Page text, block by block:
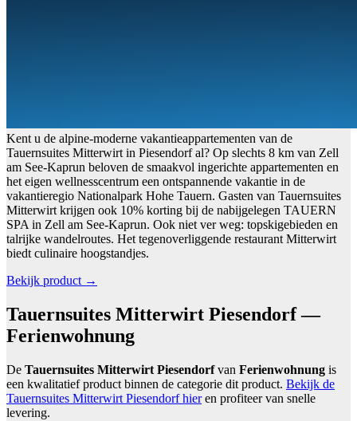
Kent u de alpine-moderne vakantieappartementen van de
Tauernsuites Mitterwirt in Piesendorf al? Op slechts 8 km van Zell
am See-Kaprun beloven de smaakvol ingerichte appartementen en
het eigen wellnesscentrum een ontspannende vakantie in de
vakantieregio Nationalpark Hohe Tauern. Gasten van Tauernsuites
Mitterwirt krijgen ook 10% korting bij de nabijgelegen TAUERN
SPA in Zell am See-Kaprun. Ook niet ver weg: topskigebieden en
talrijke wandelroutes. Het tegenoverliggende restaurant Mitterwirt
biedt culinaire hoogstandjes.
Bekijk product →
Tauernsuites Mitterwirt Piesendorf —
Ferienwohnung
De Tauernsuites Mitterwirt Piesendorfvan Ferienwohnung is
een kwalitatief product binnen de categorie dit product. Bekijk de
Tauernsuites Mitterwirt Piesendorf hieren profiteer van snelle
levering.